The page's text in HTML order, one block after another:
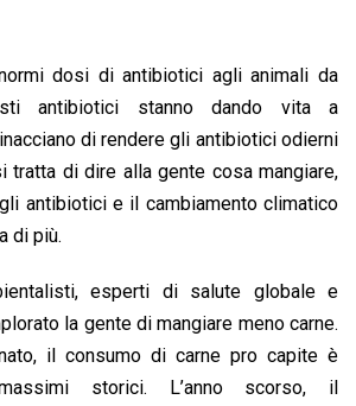
dosi di antibiotici agli animali da
antibiotici stanno dando vita a
di rendere gli antibiotici odierni
tratta di dire alla gente cosa mangiare,
antibiotici e il cambiamento climatico
di più.
esperti di salute globale e
la gente di mangiare meno carne.
il consumo di carne pro capite è
storici. L’anno scorso, il